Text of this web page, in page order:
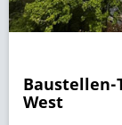
Baustellen-
West